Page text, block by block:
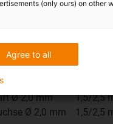
für
Ø 2,0 mm
Ø 2,0 mm
1,5/2,5
1,5/2,5
(only ours) on other
Agree to all